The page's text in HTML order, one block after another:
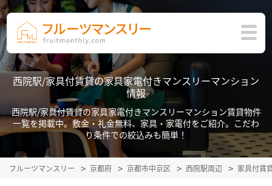
西院駅/家具付賃貸の家具家電付きマンスリーマンション
情報
西院駅/家具付賃貸の家具家電付きマンスリーマンション賃貸物件
一覧を掲載中。敷金・礼金無料、家具・家電付をご紹介。こだわ
り条件での絞込みも簡単！
フルーツマンスリー 京都府 京都市中京区 西院駅周辺 家具付賃